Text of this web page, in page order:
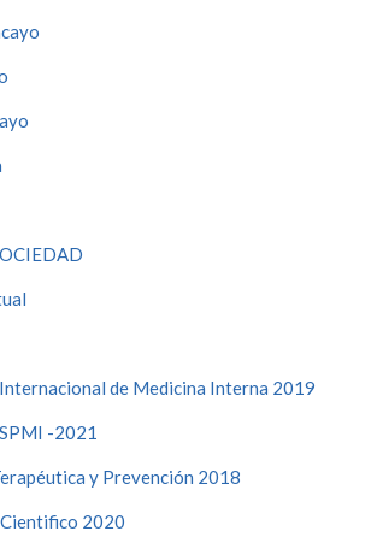
de Medicina Interna 2019
-2021
y Prevención 2018
2020